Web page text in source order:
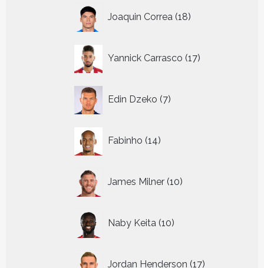
Joaquin Correa 18
producten
Yannick Carrasco 17
producten
Edin Dzeko 7
producten
Fabinho 14
producten
James Milner 10
producten
Naby Keita 10
producten
Jordan Henderson 17